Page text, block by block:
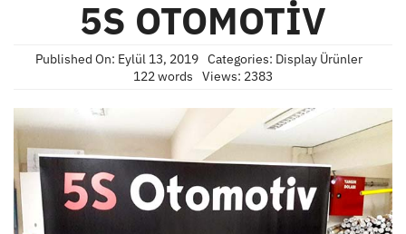
5S OTOMOTİV
Published On: Eylül 13, 2019 Categories: Display Ürünler
122 words
Views: 2383